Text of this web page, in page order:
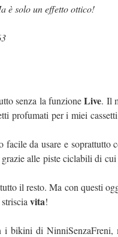
è solo un effetto ottico!
senza la funzioneLive. Il
profumati per i miei
facile da usare e soprattutto
alle piste ciclabili di
il resto. Ma con questi
vita!
bikini di NinniSenzaFreni,